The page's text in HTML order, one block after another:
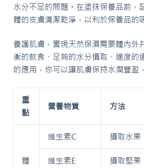
水分不足的問題。在塗抹保養品前，
體的皮膚清潔乾淨，以利於保養品的
養護肌膚，實現天然保濕需要體內外
衡的飲食、足夠的水分攝取、適度的
的應用，你可以讓肌膚保持水潤豐盈
重
點
營養物質 方法
體
維生素C 攝取水果
維生素E 攝取堅果